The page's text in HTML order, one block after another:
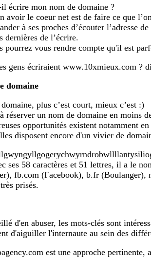
écrire mon nom de domaine ?
avoir le coeur net est de faire ce que
à ses proches d’écouter l’adresse
dernières de l’écrire.
pourrez vous rendre compte qu'il est
gens écriraient www.10xmieux.com ?
domaine
plus c’est court, mieux c’est :)
réserver un nom de domaine en moins
opportunités existent notamment
disposent encore d'un vivier de
ses 58 caractères et 51 lettres, il a le
fb.com (Facebook), b.fr (Boulanger),
prisés.
d'en abuser, les mots-clés sont
d'aiguiller l'internaute au sein des
est une approche